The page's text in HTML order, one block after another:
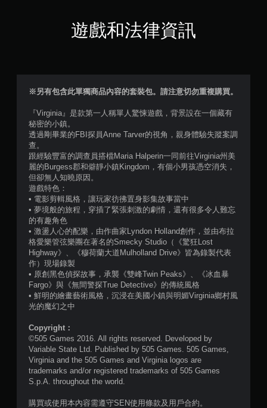
分
5
顆
星
，
共
2
4
6
評
分
遊戲和法律資訊
※另有包含此單獨商品內容的套裝包。請注意切勿重複購買。
『Virginia』是款第一人稱單人驚悚遊戲，背景設在一個藏有
秘密的小鎮。
透過剛畢業的FBI探員Anne Tarver的視角，親身體驗失蹤案調
查。
跟經驗豐富的調查員搭檔Maria Halperin一同前往Virginia州美
麗的Burgess郡和僻靜小鎮Kingdom，有個小男孩憑空消失，
但卻無人知曉原因。
遊戲特色：
• 電影剪輯風格，讓玩家彷彿置身影集故事當中
• 夢境般的旅程，穿插了緊張刺激的劇情，還有很多令人難忘
的有趣角色
• 激盪人心的配樂，由作曲家Lyndon Holland創作，並由布拉
格愛樂管弦樂團在著名的Smecky Studio（《驚狂Lost
Highway》、《穆荷蘭大道Mulholland Drive》皆為錄製代表
作）現場錄製
• 原創黑色偵探故事，承襲《雙峰Twin Peaks》、《冰血暴
Fargo》與《無間警探True Detective》的傳統風格
• 鮮明的繪畫藝術風格，沉浸在美國小鎮與明媚Virginia鄉村風
光的魔幻之中
Copyright：
©505 Games 2016. All rights reserved. Developed by
Variable State Ltd. Published by 505 Games. 505 Games,
Virginia and the 505 Games and Virginia logos are
trademarks and/or registered trademarks of 505 Games
S.p.A. throughout the world.
購買或使用本內容需遵守SEN使用條款及用戶合約。